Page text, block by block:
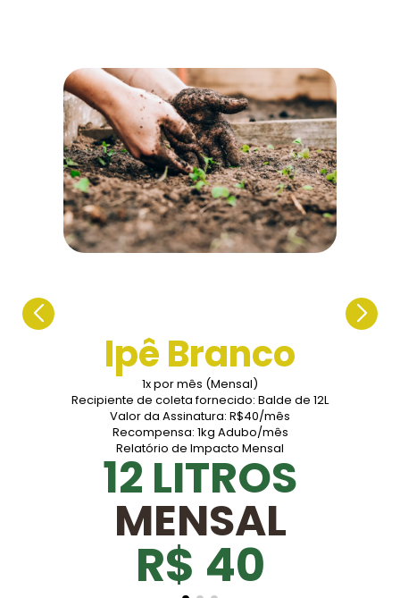
Ipê Branco
1x por mês (Mensal)
Recipiente de coleta fornecido: Balde de 12L
Valor da Assinatura: R$40/mês
Recompensa: 1kg Adubo/mês
Relatório de Impacto Mensal
12 LITROS
MENSAL
R$ 40